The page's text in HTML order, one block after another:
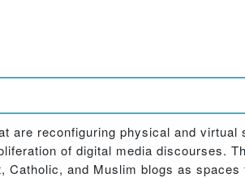
are reconfiguring physical and
of digital media discourses.
and Muslim blogs as